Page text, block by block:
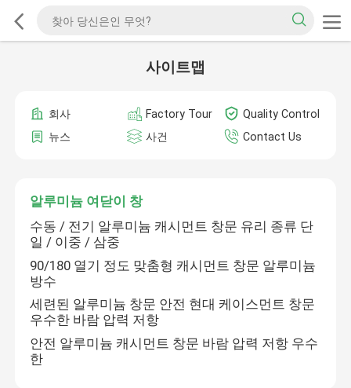
사이트맵
회사 Factory Tour
Quality Control
뉴스
사건 Contact Us
알루미늄 여닫이 창
수동 / 전기 알루미늄 캐시먼트 창문 유리 종류 단
일 / 이중 / 삼중
90/180 열기 정도 맞춤형 캐시먼트 창문 알루미늄
방수
세련된 알루미늄 창문 안전 현대 케이스먼트 창문
우수한 바람 압력 저항
안전 알루미늄 캐시먼트 창문 바람 압력 저항 우수
한